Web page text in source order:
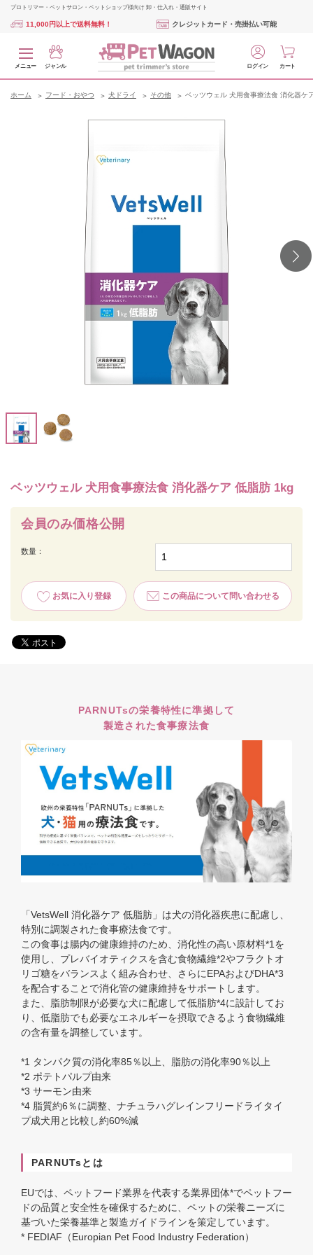
プロトリマー・ペットサロン・ペットショップ様向け 卸・仕入れ・通販サイト
11,000円以上で送料無料！ クレジットカード・売掛払い可能
メニュー ジャンル ログイン カート
ホーム フード・おやつ 犬ドライ その他 ベッツウェル 犬用食事療法食 消化器ケ
ベッツウェル 犬用食事療法食 消化器ケア 低脂肪 1kg
会員のみ価格公開
数量：
お気に入り登録 この商品について問い合わせる
PARNUTsの栄養特性に準拠して
製造された食事療法食
「VetsWell 消化器ケア 低脂肪」は犬の消化器疾患に配慮し、
特別に調製された食事療法食です。
この食事は腸内の健康維持のため、消化性の高い原材料*1を
使用し、プレバイオティクスを含む食物繊維*2やフラクトオ
リゴ糖をバランスよく組み合わせ、さらにEPAおよびDHA*3
を配合することで消化管の健康維持をサポートします。
また、脂肪制限が必要な犬に配慮して低脂肪*4に設計してお
り、低脂肪でも必要なエネルギーを摂取できるよう食物繊維
の含有量を調整しています。
*1 タンパク質の消化率85％以上、脂肪の消化率90％以上
*2 ポテトパルプ由来
*3 サーモン由来
*4 脂質約6％に調整、ナチュラハグレインフリードライタイ
プ成犬用と比較し約60%減
PARNUTsとは
EUでは、ペットフード業界を代表する業界団体*でペットフー
ドの品質と安全性を確保するために、ペットの栄養ニーズに
基づいた栄養基準と製造ガイドラインを策定しています。
* FEDIAF（Europian Pet Food Industry Federation）